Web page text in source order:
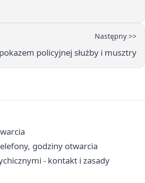
Następny >>
policyjnej służby i musztry
godziny otwarcia
- kontakt i zasady